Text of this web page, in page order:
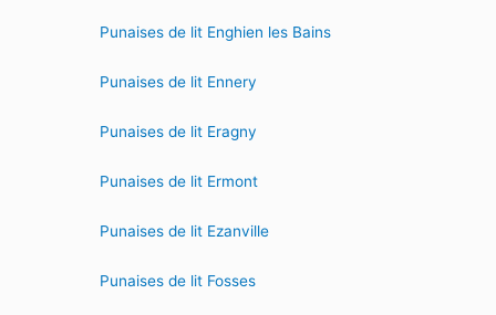
Punaises de lit Enghien les Bains
Punaises de lit Ennery
Punaises de lit Eragny
Punaises de lit Ermont
Punaises de lit Ezanville
Punaises de lit Fosses